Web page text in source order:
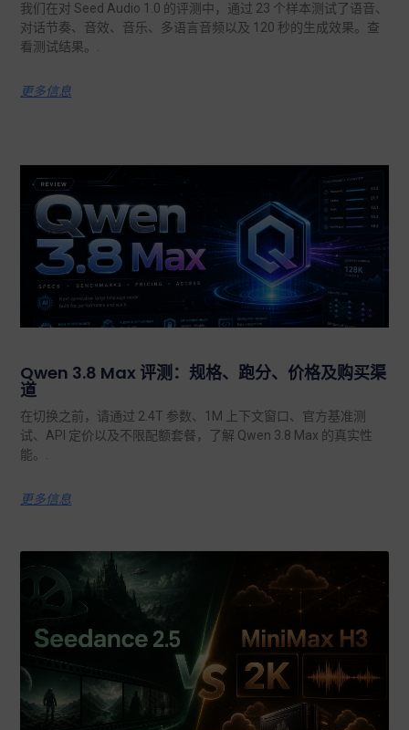
我们在对 Seed Audio 1.0 的评测中，通过 23 个样本测试了语音、
对话节奏、音效、音乐、多语言音频以及 120 秒的生成效果。查
看测试结果。.
更多信息
Qwen 3.8 Max 评测：规格、跑分、价格及购买渠
道
在切换之前，请通过 2.4T 参数、1M 上下文窗口、官方基准测
试、API 定价以及不限配额套餐，了解 Qwen 3.8 Max 的真实性
能。.
更多信息